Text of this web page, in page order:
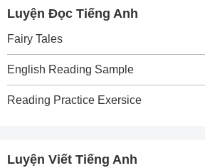
Luyện Đọc Tiếng Anh
Fairy Tales
English Reading Sample
Reading Practice Exersice
Luyện Viết Tiếng Anh